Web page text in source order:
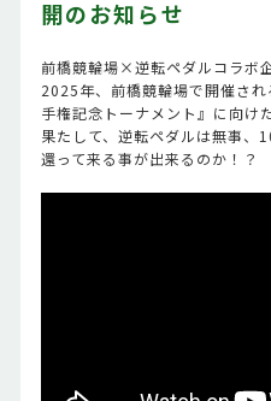
開のお知らせ
前橋競輪場×逆転ペダルコラボ
2025年、前橋競輪場で開催さ
手権記念トーナメント』に向け
果たして、逆転ペダルは無事、
還って来る事が出来るのか！？